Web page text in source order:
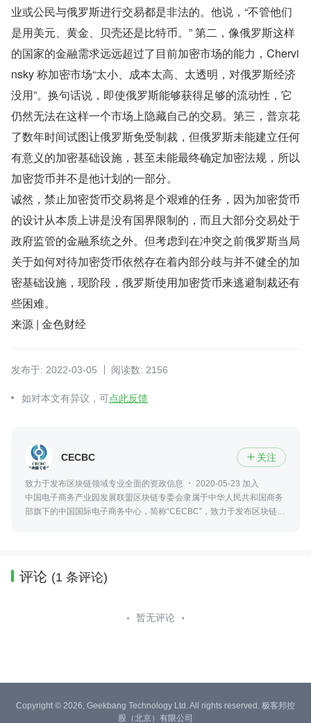
业或公民与俄罗斯进行交易都是非法的。他说，“不管他们
是用美元、黄金、贝壳还是比特币。” 第二，像俄罗斯这样
的国家的金融需求远远超过了目前加密市场的能力，Chervi
nsky 称加密市场“太小、成本太高、太透明，对俄罗斯经济
没用”。换句话说，即使俄罗斯能够获得足够的流动性，它
仍然无法在这样一个市场上隐藏自己的交易。第三，普京花
了数年时间试图让俄罗斯免受制裁，但俄罗斯未能建立任何
有意义的加密基础设施，甚至未能最终确定加密法规，所以
加密货币并不是他计划的一部分。
诚然，禁止加密货币交易将是个艰难的任务，因为加密货币
的设计从本质上讲是没有国界限制的，而且大部分交易处于
政府监管的金融系统之外。但考虑到在冲突之前俄罗斯当局
关于如何对待加密货币依然存在着内部分歧与并不健全的加
密基础设施，现阶段，俄罗斯使用加密货币来逃避制裁还有
些困难。
来源 | 金色财经
发布于: 2022-03-05 阅读数: 2156
如对本文有异议，可点此反馈
CECBC  关注
致力于发布区块链领域专业全面的资政信息
2020-05-23 加入
中国电子商务产业园发展联盟区块链专委会隶属于中华人民共和国商务
部旗下的中国国际电子商务中心，简称“CECBC”，致力于发布区块链领
评论 (1 条评论)
暂无评论
Copyright © 2026, Geekbang Technology Ltd. All rights reserved. 极客邦控
股（北京）有限公司